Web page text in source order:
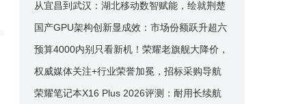
亲测流畅省电值得拥有
从宜昌到武汉：湖北移动数智赋能，绘就荆楚
大地数实融合新画卷
国产GPU架构创新显成效：市场份额跃升超六
成 英伟达份额骤降至8%
预算4000内别只看新机！荣耀老旗舰大降价，
性能影像体验依旧能打
权威媒体关注+行业荣誉加冕，招标采购导航
网驱动招投标智慧化新征程
荣耀笔记本X16 Plus 2026评测：耐用长续航